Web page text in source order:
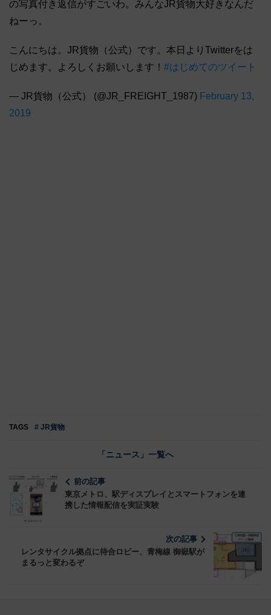
の写真付き返信がすごいわ。みんなJR貨物大好きなんだ
ねーっ。
こんにちは。JR貨物（公式）です。本日よりTwitterをは
じめます。よろしくお願いします！ #はじめてのツイート
— JR貨物（公式） (@JR_FREIGHT_1987) February 13,
2019
TAGS # JR貨物
「ニュース」一覧へ
前の記事
東京メトロ、駅ディスプレイとスマートフォンを連
携した情報配信を実証実験
次の記事
レンタサイクル拠点に待合ロビー、青梅線 御嶽駅が
まるっと変わるぞ